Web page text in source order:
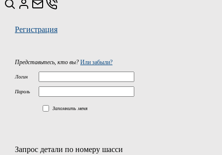
Регистрация
Представьтесь, кто вы? Или забыли?
Логин
Пароль
Запомнить меня
Запрос детали по номеру шасси